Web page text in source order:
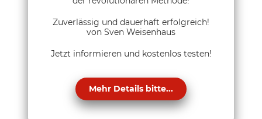
Zuverlässig und dauerhaft erfolgreich!
von Sven Weisenhaus
Jetzt informieren und kostenlos testen!
Mehr Details bitte...